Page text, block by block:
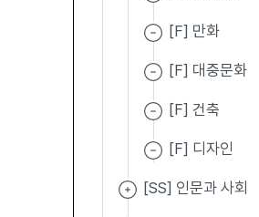
[F] 만화
[F] 대중문화
[F] 건축
[F] 디자인
[SS] 인문과 사회